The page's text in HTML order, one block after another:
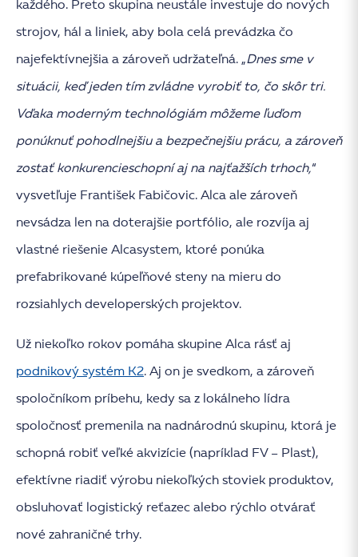
každého. Preto skupina neustále investuje do nových
strojov, hál a liniek, aby bola celá prevádzka čo
najefektívnejšia a zároveň udržateľná. „Dnes sme v
situácii, keď jeden tím zvládne vyrobiť to, čo skôr tri.
Vďaka moderným technológiám môžeme ľuďom
ponúknuť pohodlnejšiu a bezpečnejšiu prácu, a zároveň
zostať konkurencieschopní aj na najťažších trhoch,“
vysvetľuje František Fabičovic. Alca ale zároveň
nevsádza len na doterajšie portfólio, ale rozvíja aj
vlastné riešenie Alcasystem, ktoré ponúka
prefabrikované kúpeľňové steny na mieru do
rozsiahlych developerských projektov.
Už niekoľko rokov pomáha skupine Alca rásť aj
podnikový systém K2. Aj on je svedkom, a zároveň
spoločníkom príbehu, kedy sa z lokálneho lídra
spoločnosť premenila na nadnárodnú skupinu, ktorá je
schopná robiť veľké akvizície (napríklad FV – Plast),
efektívne riadiť výrobu niekoľkých stoviek produktov,
obsluhovať logistický reťazec alebo rýchlo otvárať
nové zahraničné trhy.